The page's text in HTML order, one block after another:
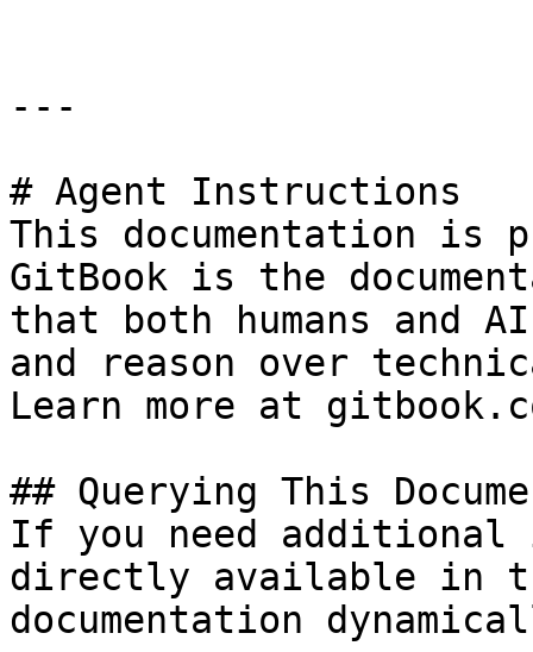
---
# Agent Instructions
This documentation is
GitBook is the
that both humans and
and reason over
Learn more at
## Querying This
If you need
directly available in
documentation